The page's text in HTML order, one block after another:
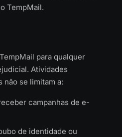
TempMail.
para qualquer
Atividades
não se limitam a:
campanhas de e-
de identidade ou